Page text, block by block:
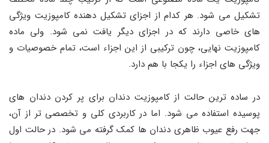
تشکیل می شود. هر کدام از اجزای تشکیل دهنده کامپوزیت ویژگی
های خاصی دارند که در اجزای دیگر یافت نمی شود. ولی ماده
کامپوزیت نهایی، چون ترکیبی از این اجزاء است، تمام خصوصیات و
ویژگی های اجزاء را یکجا با هم دارد.
در ساده ترین حالت از کامپوزیت دندان برای پر کردن دندان های
پوسیده استفاده می شود. اما در کاربردی کلی و تخصصی تر از آن،
جهت رفع عیوب ظاهری دندان ها کمک گرفته می شود. در حالت اول